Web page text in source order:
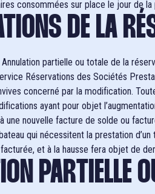
consommées sur place le jour de
DE LA
Annulation partielle ou totale de la
Réservations des Sociétés
concerné par la modification.
ayant pour objet
une nouvelle facture de solde ou
qui nécessitent la prestation
et à la hausse fera objet de
PARTIELLE